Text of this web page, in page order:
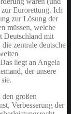
Eurorettung. Ich
zur Lösung der
müssen, welche
Deutschland mit
zentrale deutsche
liegt an Angela
der unsere
den großen
Verbesserung der